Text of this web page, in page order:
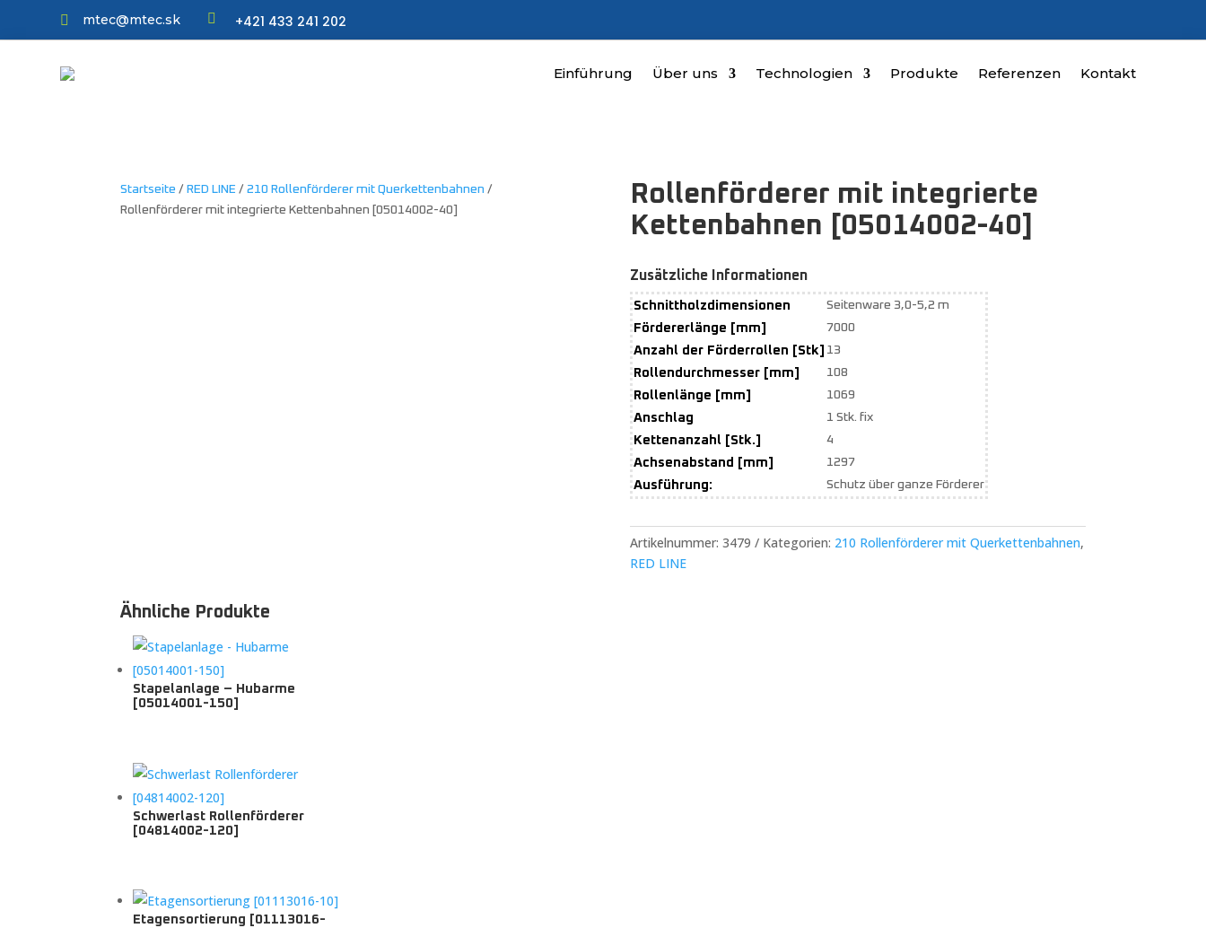
 mtec@mtec.sk  +421 433 241 202
Einführung Über uns Technologien Produkte Referenzen Kontakt
Startseite /RED LINE /210 Rollenförderer mit Querkettenbahnen /
Rollenförderer mit integrierte Kettenbahnen [05014002-40]
Rollenförderer mit integrierte
Kettenbahnen [05014002-40]
Zusätzliche Informationen
Schnittholzdimensionen Seitenware 3,0-5,2 m
Fördererlänge [mm] 7000
Anzahl der Förderrollen [Stk] 13
Rollendurchmesser [mm] 108
Rollenlänge [mm] 1069
Anschlag 1 Stk. fix
Kettenanzahl [Stk.] 4
Achsenabstand [mm] 1297
Ausführung: Schutz über ganze Förderer
Artikelnummer: 3479 Kategorien: 210 Rollenförderer mit Querkettenbahnen,
RED LINE
Ähnliche Produkte
Stapelanlage – Hubarme
[05014001-150]
Schwerlast Rollenförderer
[04814002-120]
Etagensortierung [01113016-